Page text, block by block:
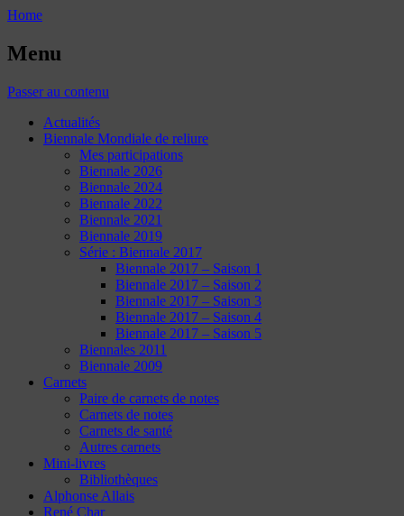
Home
Menu
Passer au contenu
Actualités
Biennale Mondiale de reliure
Mes participations
Biennale 2026
Biennale 2024
Biennale 2022
Biennale 2021
Biennale 2019
Série : Biennale 2017
Biennale 2017 – Saison 1
Biennale 2017 – Saison 2
Biennale 2017 – Saison 3
Biennale 2017 – Saison 4
Biennale 2017 – Saison 5
Biennales 2011
Biennale 2009
Carnets
Paire de carnets de notes
Carnets de notes
Carnets de santé
Autres carnets
Mini-livres
Bibliothèques
Alphonse Allais
René Char